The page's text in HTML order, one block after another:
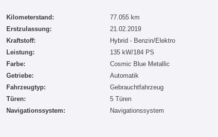
Kilometerstand:
77.055 km
Erstzulassung:
21.02.2019
Kraftstoff:
Hybrid - Benzin/Elektro
Leistung:
135 kW/184 PS
Farbe:
Cosmic Blue Metallic
Getriebe:
Automatik
Fahrzeugtyp:
Gebrauchtfahrzeug
Türen:
5 Türen
Navigationssystem:
Navigationssystem